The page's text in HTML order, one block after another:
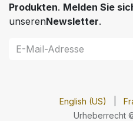
Produkten. Melden Sie
unserenNewsletter.
Urheberrecht
English (US)